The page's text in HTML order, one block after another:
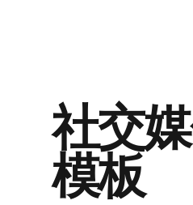
社交
模板